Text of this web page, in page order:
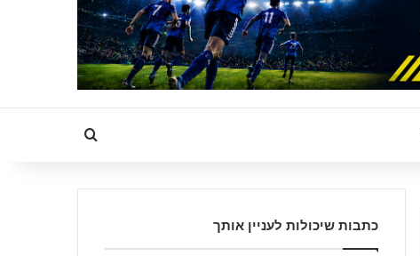
Search for
כתבות שיכולות לעניין אותך